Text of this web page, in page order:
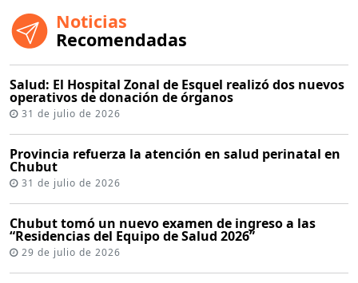
Noticias
Recomendadas
Salud: El Hospital Zonal de Esquel realizó dos nuevos
operativos de donación de órganos
31 de julio de 2026
Provincia refuerza la atención en salud perinatal en
Chubut
31 de julio de 2026
Chubut tomó un nuevo examen de ingreso a las
“Residencias del Equipo de Salud 2026”
29 de julio de 2026